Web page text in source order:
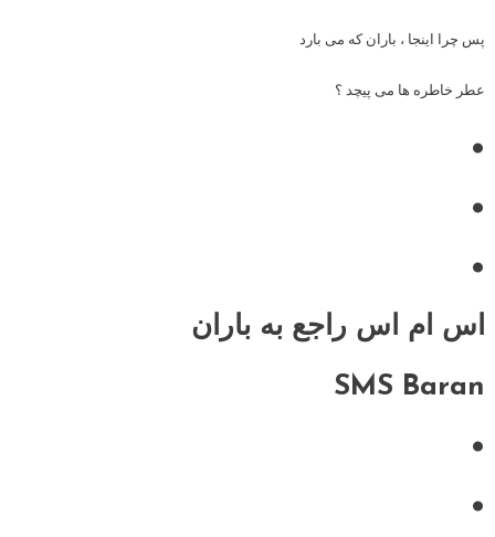
پس چرا اینجا ، باران که می بارد
عطر خاطره ها می پیچد ؟
•
•
•
اس ام اس راجع به باران
SMS Baran
•
•